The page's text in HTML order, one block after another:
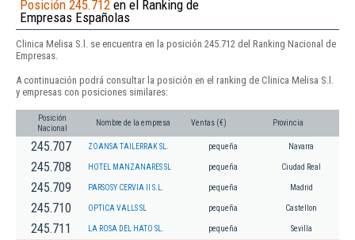
Posición 245.712 en el Ranking de
Empresas Españolas
Clinica Melisa S.l. se encuentra en la posición 245.712 del Ranking Nacional de
Empresas.
A continuación podrá consultar la posición en el ranking de Clinica Melisa S.l.
y empresas con posiciones similares:
Posición
Nacional
Nombre de la empresa Ventas (€) Provincia
245.707 ZOANSA TAILERRAK SL. pequeña Navarra
245.708 HOTEL MANZANARES SL pequeña Ciudad Real
245.709 PARSOSY CERVIA II S.L. pequeña Madrid
245.710 OPTICA VALLS SL pequeña Castellon
245.711 LA ROSA DEL HATO SL. pequeña Sevilla